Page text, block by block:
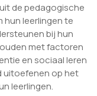
de pedagogische
leerlingen te
bij hun
met factoren
en sociaal leren
uitoefenen op het
leerlingen.